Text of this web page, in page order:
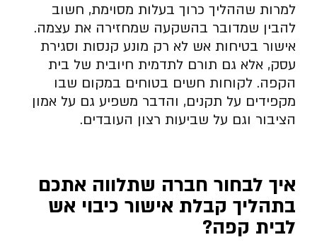
למרות שההליך כרוך בעלות מסוימת, חשוב
להבין שמדובר בהשקעה שמחזירה את עצמה.
אישור בטיחות אש לא רק מונע קנסות וסגירת
עסק, אלא גם תורם לתדמית חיובית של בית
הקפה. לקוחות חשים בטוחים במקום שבו
מקפידים על תקנים, והדבר משפיע גם על אמון
הציבור וגם על שביעות רצון העובדים.
איך לבחור חברה שתלווה אתכם
בתהליך קבלת אישור כיבוי אש
לבית קפה?